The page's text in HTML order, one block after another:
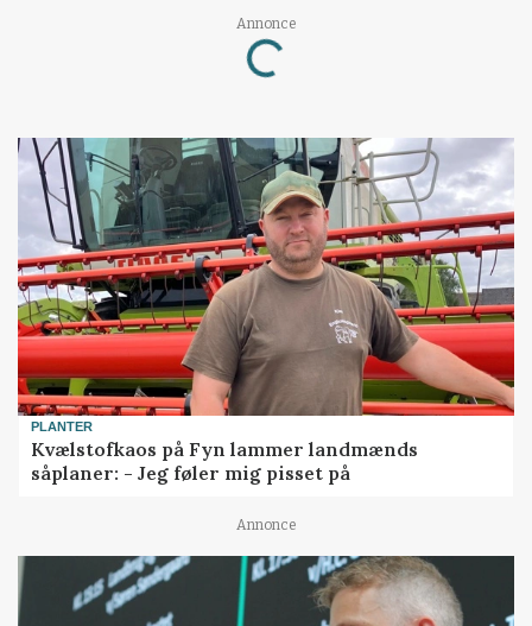
Annonce
Loading...
PLANTER
Kvælstofkaos på Fyn lammer landmænds
såplaner: - Jeg føler mig pisset på
Annonce